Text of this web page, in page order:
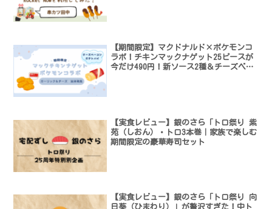
【期間限定】マクドナルド×ポケモンコ
ラボ！チキンマックナゲット25ピースが
今だけ490円！新ソース2種＆チーズベー
【実食レビュー】銀のさら「トロ祭り 紫
苑（しおん）・トロ3本巻｜家族で楽しむ
期間限定の豪華寿司セット
【実食レビュー】銀のさら「トロ祭り 向
日葵（ひまわり）」が贅沢すぎた！中ト